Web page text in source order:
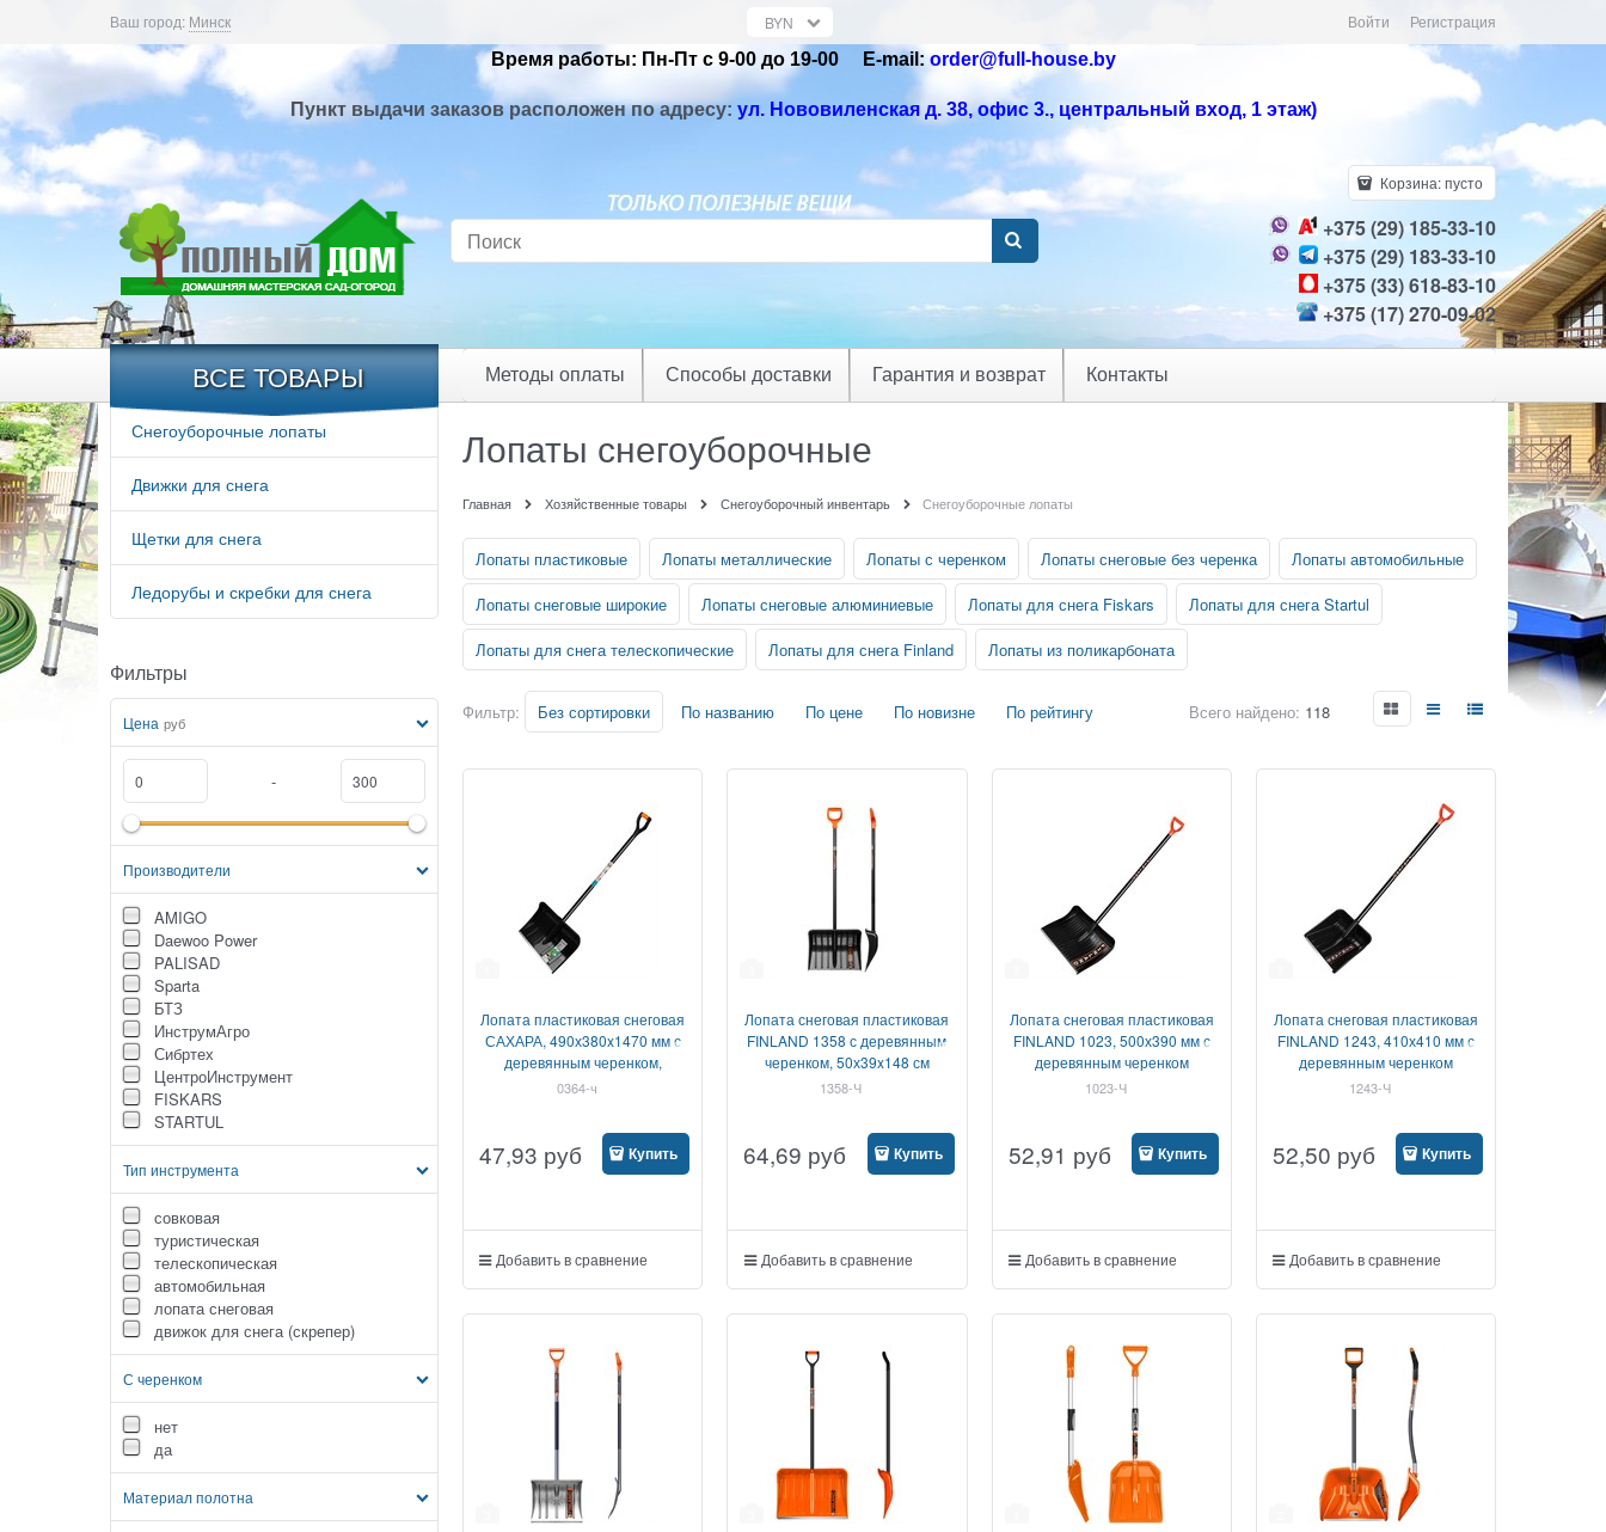
Ваш город: Минск Войти
Регистрация
Время работы: Пн-Пт с 9-00 до 19-00 Е-mail:order@full-house.by
Пункт выдачи заказов расположен по адресу: ул. Нововиленская д. 38, офис 3., центральный вход, 1 этаж)
Корзина:пусто
+375 (29) 185-33-10
+375 (29) 183-33-10
+375 (33) 618-83-10
+375 (17) 270-09-02
ВСЕ ТОВАРЫ Методы оплаты Способы доставки Гарантия и возврат Контакты
Снегоуборочные лопаты
Движки для снега
Щетки для снега
Ледорубы и скребки для снега
Фильтры
Цена руб
-
Производители
AMIGO
Daewoo Power
PALISAD
Sparta
БТЗ
ИнструмАгро
Сибртех
ЦентроИнструмент
FISKARS
STARTUL
Тип инструмента
совковая
туристическая
телескопическая
автомобильная
лопата снеговая
движок для снега (скрепер)
С черенком
нет
да
Материал полотна
Лопаты снегоуборочные
Главная Хозяйственные товары Снегоуборочный инвентарь Снегоуборочные лопаты
Лопаты пластиковые Лопаты металлические Лопаты с черенком Лопаты снеговые без черенка
Лопаты автомобильные
Лопаты снеговые широкие
Лопаты снеговые алюминиевые Лопаты для снега Fiskars
Лопаты для снега Startul
Лопаты для снега телескопические
Лопаты для снега Finland Лопаты из поликарбоната
Фильтр: Без сортировки По названию По цене По новизне По рейтингу Всего найдено: 118
Лопата пластиковая снеговая
САХАРА, 490х380x1470 мм с
деревянным черенком,
ЦентроИнструмент
0364-ч
47,93 руб Купить
Добавить в сравнение
Лопата снеговая пластиковая
FINLAND 1358 с деревянным
черенком, 50х39x148 см
1358-Ч
64,69 руб Купить
Добавить в сравнение
Лопата снеговая пластиковая
FINLAND 1023, 500х390 мм с
деревянным черенком
1023-Ч
52,91 руб Купить
Добавить в сравнение
Лопата снеговая пластиковая
FINLAND 1243, 410х410 мм с
деревянным черенком
1243-Ч
52,50 руб Купить
Добавить в сравнение